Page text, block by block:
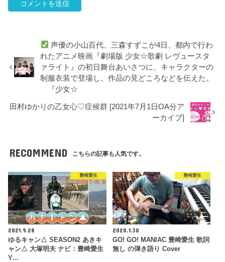
声優の小山百代、三森すずこが4日、都内で行わ
れたアニメ映画『劇場版 少女☆歌劇 レヴュースタ
ァライト』の初日舞台あいさつに、キャラクターの
制服衣装で登場し、作品の見どころなどを伝えた。
『少女☆
田村ゆかりの乙女心♡症候群 [2021年7月1日OA分ア
ーカイブ]
RECOMMEND こちらの記事も人気です。
豊崎愛生
2021.9.28
ゆるキャン△ SEASON2 あきキ
ャン△ 大塚明夫 ナビ：豊崎愛生
Y…
豊崎愛生
2020.1.30
GO! GO! MANIAC 豊崎愛生 歌詞
無し の弾き語り Cover